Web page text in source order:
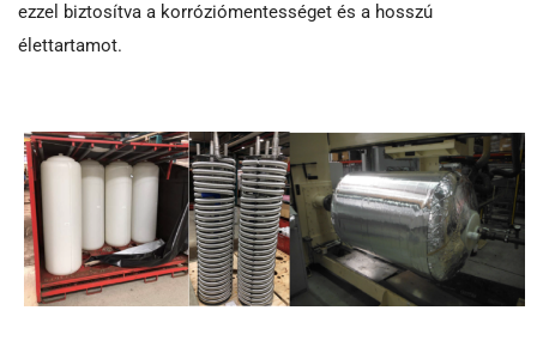
ezzel biztosítva a korróziómentességet és a hosszú
élettartamot.